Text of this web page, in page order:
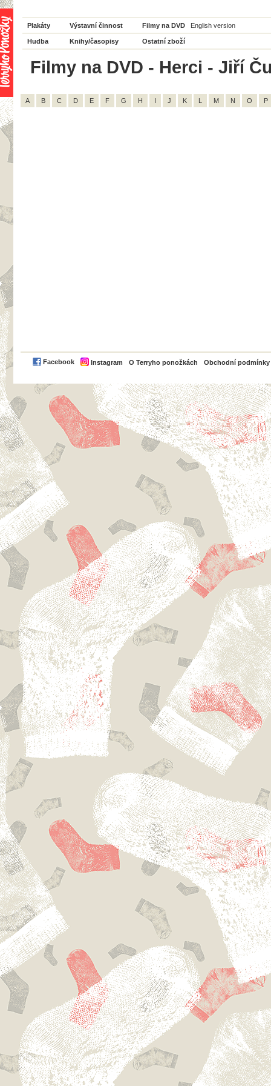
Plakáty Výstavní činnost Filmy na DVD English version
Hudba Knihy/časopisy Ostatní zboží
Filmy na DVD - Herci - Jiří
A B C D E F G H I J K L M N O P
Facebook Instagram O Terryho ponožkách Obchodní podmínky
PayPal